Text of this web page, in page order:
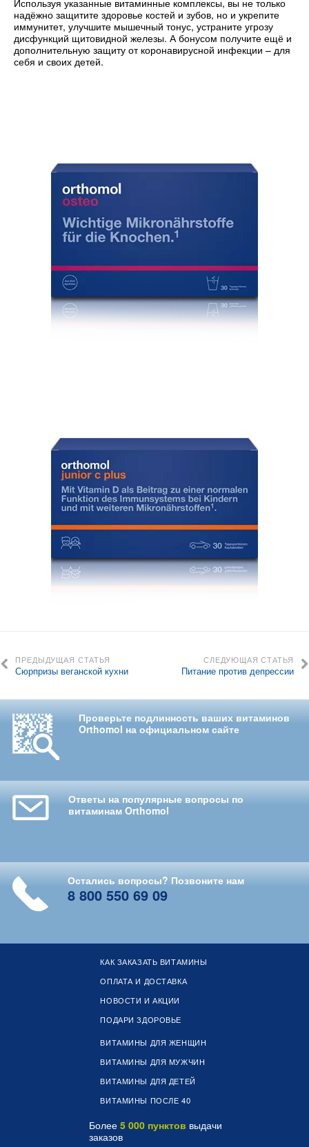
Используя указанные витаминные комплексы, вы не только
надёжно защитите здоровье костей и зубов, но и укрепите
иммунитет, улучшите мышечный тонус, устраните угрозу
дисфункций щитовидной железы. А бонусом получите ещё и
дополнительную защиту от коронавирусной инфекции – для
себя и своих детей.
ПРЕДЫДУЩАЯ СТАТЬЯ
Сюрпризы веганской кухни
СЛЕДУЮЩАЯ СТАТЬЯ
Питание против депрессии
Проверьте подлинность ваших витаминов
Orthomol на официальном сайте
Ответы на популярные вопросы по
витаминам Orthomol
Остались вопросы? Позвоните нам
8 800 550 69 09
КАК ЗАКАЗАТЬ ВИТАМИНЫ
ОПЛАТА И ДОСТАВКА
НОВОСТИ И АКЦИИ
ПОДАРИ ЗДОРОВЬЕ
ВИТАМИНЫ ДЛЯ ЖЕНЩИН
ВИТАМИНЫ ДЛЯ МУЖЧИН
ВИТАМИНЫ ДЛЯ ДЕТЕЙ
ВИТАМИНЫ ПОСЛЕ 40
Более 5 000 пунктов выдачи
заказов